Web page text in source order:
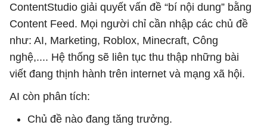
ContentStudio giải quyết vấn đề “bí nội dung” bằng
Content Feed. Mọi người chỉ cần nhập các chủ đề
như: AI, Marketing, Roblox, Minecraft, Công
nghệ,.... Hệ thống sẽ liên tục thu thập những bài
viết đang thịnh hành trên internet và mạng xã hội.
AI còn phân tích:
Chủ đề nào đang tăng trưởng.